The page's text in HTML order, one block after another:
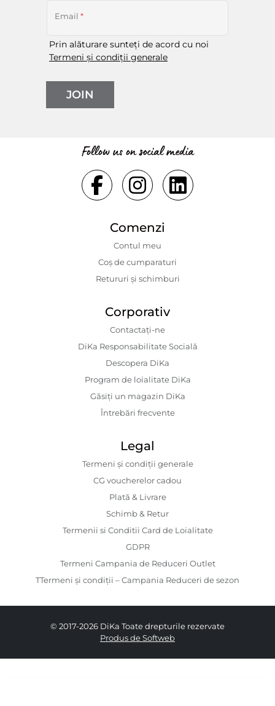
Email *
Prin alăturare sunteți de acord cu noi
Termeni și condiții generale
JOIN
Follow us on social media
Comenzi
Contul meu
Coș de cumparaturi
Retururi și schimburi
Corporativ
Contactaţi-ne
DiKa Responsabilitate Socială
Descopera DiKa
Program de loialitate DiKa
Găsiți un magazin DiKa
Întrebări frecvente
Legal
Termeni și condiții generale
CG voucherelor cadou
Plată & Livrare
Schimb & Retur
Termenii si Conditii Card de Loialitate
GDPR
Termeni Campania de Reduceri Outlet
TTermeni și condiții – Campania Reduceri de sezon
© 2017-2026 DiKa Toate drepturile rezervate
Produs de Softweb